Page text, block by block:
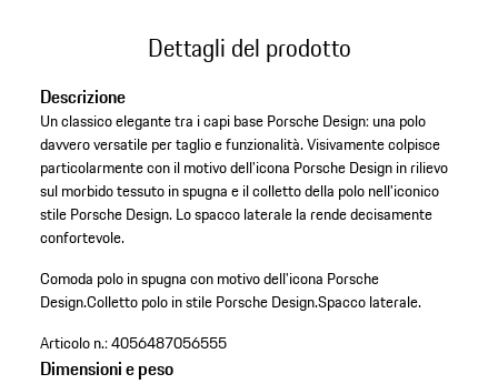
Dettagli del prodotto
Descrizione
Un classico elegante tra i capi base Porsche Design: una polo
davvero versatile per taglio e funzionalità. Visivamente colpisce
particolarmente con il motivo dell'icona Porsche Design in rilievo
sul morbido tessuto in spugna e il colletto della polo nell'iconico
stile Porsche Design. Lo spacco laterale la rende decisamente
confortevole.
Comoda polo in spugna con motivo dell'icona Porsche
Design.Colletto polo in stile Porsche Design.Spacco laterale.
Articolo n.:4056487056555
Dimensioni e peso